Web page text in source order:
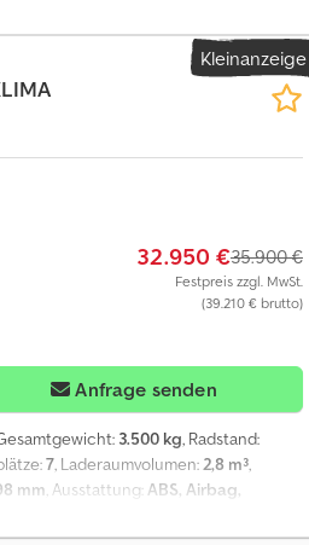
Durchsicht und UVV neu
Kleinanzeige
32.950 €35.900 €
Festpreis zzgl. MwSt.
(39.210 € brutto)
Anfrage senden
3.500 kg, Radstand:
7, Laderaumvolumen:2,8 m³,
mm, Ausstattung: ABS, Airbag,
Traktionskontrolle,
(Fahrerhaus), Zentralverriegelung